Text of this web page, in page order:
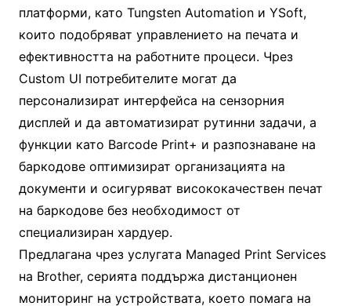
платформи, като Tungsten Automation и YSoft,
които подобряват управлението на печата и
ефективността на работните процеси. Чрез
Custom UI потребителите могат да
персонализират интерфейса на сензорния
дисплей и да автоматизират рутинни задачи, а
функции като Barcode Print+ и разпознаване на
баркодове оптимизират организацията на
документи и осигуряват висококачествен печат
на баркодове без необходимост от
специализиран хардуер.
Предлагана чрез услугата Managed Print Services
на Brother, серията поддържа дистанционен
мониторинг на устройствата, което помага на